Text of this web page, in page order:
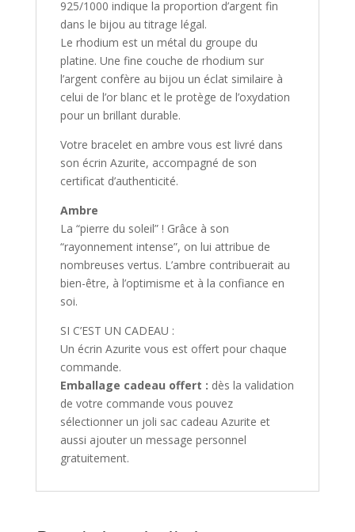
925/1000 indique la proportion d’argent fin
dans le bijou au titrage légal.
Le rhodium est un métal du groupe du
platine. Une fine couche de rhodium sur
l’argent confère au bijou un éclat similaire à
celui de l’or blanc et le protège de l’oxydation
pour un brillant durable.
Votre bracelet en ambre vous est livré dans
son écrin Azurite, accompagné de son
certificat d’authenticité.
Ambre
La “pierre du soleil” ! Grâce à son
“rayonnement intense”, on lui attribue de
nombreuses vertus. L’ambre contribuerait au
bien-être, à l’optimisme et à la confiance en
soi.
SI C’EST UN CADEAU :
Un écrin Azurite vous est offert pour chaque
commande.
Emballage cadeau offert : dès la validation
de votre commande vous pouvez
sélectionner un joli sac cadeau Azurite et
aussi ajouter un message personnel
gratuitement.